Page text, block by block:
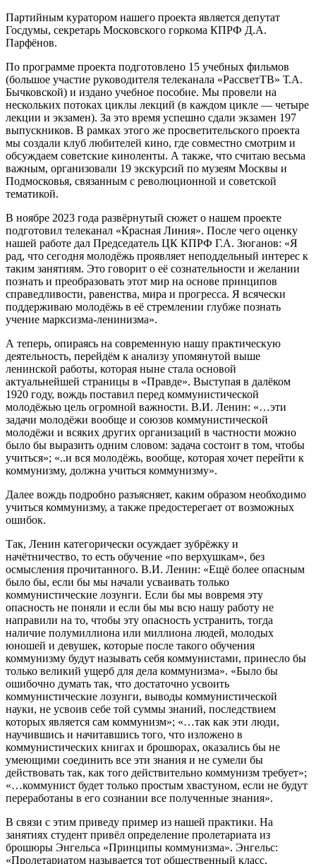
Партийным куратором нашего проекта является депутат
Госдумы, секретарь Московского горкома КПРФ Д.А.
Парфёнов.
По программе проекта подготовлено 15 учебных фильмов
(большое участие руководителя телеканала «РассветТВ» Т.А.
Бычковской) и издано учебное пособие. Мы провели на
нескольких потоках циклы лекций (в каждом цикле — четыре
лекции и экзамен). За это время успешно сдали экзамен 197
выпускников. В рамках этого же просветительского проекта
мы создали клуб любителей кино, где совместно смотрим и
обсуждаем советские киноленты. А также, что считаю весьма
важным, организовали 19 экскурсий по музеям Москвы и
Подмосковья, связанным с революционной и советской
тематикой.
В ноябре 2023 года развёрнутый сюжет о нашем проекте
подготовил телеканал «Красная Линия». После чего оценку
нашей работе дал Председатель ЦК КПРФ Г.А. Зюганов: «Я
рад, что сегодня молодёжь проявляет неподдельный интерес к
таким занятиям. Это говорит о её сознательности и желании
познать и преобразовать этот мир на основе принципов
справедливости, равенства, мира и прогресса. Я всячески
поддерживаю молодёжь в её стремлении глубже познать
учение марксизма-ленинизма».
А теперь, опираясь на современную нашу практическую
деятельность, перейдём к анализу упомянутой выше
ленинской работы, которая ныне стала основой
актуальнейшей страницы в «Правде». Выступая в далёком
1920 году, вождь поставил перед коммунистической
молодёжью цель огромной важности. В.И. Ленин: «…эти
задачи молодёжи вообще и союзов коммунистической
молодёжи и всяких других организаций в частности можно
было бы выразить одним словом: задача состоит в том, чтобы
учиться»; «..и вся молодёжь, вообще, которая хочет перейти к
коммунизму, должна учиться коммунизму».
Далее вождь подробно разъясняет, каким образом необходимо
учиться коммунизму, а также предостерегает от возможных
ошибок.
Так, Ленин категорически осуждает зубрёжку и
начётничество, то есть обучение «по верхушкам», без
осмысления прочитанного. В.И. Ленин: «Ещё более опасным
было бы, если бы мы начали усваивать только
коммунистические лозунги. Если бы мы вовремя эту
опасность не поняли и если бы мы всю нашу работу не
направили на то, чтобы эту опасность устранить, тогда
наличие полумиллиона или миллиона людей, молодых
юношей и девушек, которые после такого обучения
коммунизму будут называть себя коммунистами, принесло бы
только великий ущерб для дела коммунизма». «Было бы
ошибочно думать так, что достаточно усвоить
коммунистические лозунги, выводы коммунистической
науки, не усвоив себе той суммы знаний, последствием
которых является сам коммунизм»; «…так как эти люди,
научившись и начитавшись того, что изложено в
коммунистических книгах и брошюрах, оказались бы не
умеющими соединить все эти знания и не сумели бы
действовать так, как того действительно коммунизм требует»;
«…коммунист будет только простым хвастуном, если не будут
переработаны в его сознании все полученные знания».
В связи с этим приведу пример из нашей практики. На
занятиях студент привёл определение пролетариата из
брошюры Энгельса «Принципы коммунизма». Энгельс:
«Пролетариатом называется тот общественный класс,